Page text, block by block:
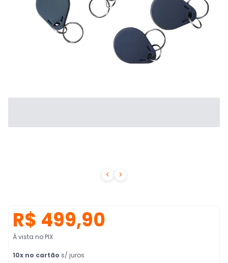
 
R$ 499,90
À vista no PIX
10x no cartão s/ juros